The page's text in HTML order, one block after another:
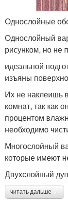
Однослойные
Однослойный
рисунком, но не
идеальной
изъяны
Их не наклеишь
комнат, так как
процентом
необходимо
Многослойный
которые имеют
Двухслойный
читать дальше →